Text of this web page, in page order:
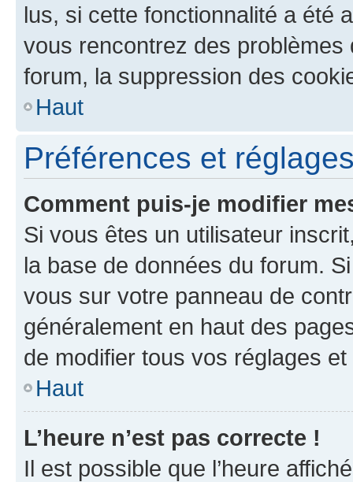
lus, si cette fonctionnalité a été
vous rencontrez des
forum, la suppression des
Haut
Préférences et
Comment puis-je modifier
Si vous êtes un utilisateur
la base de données du forum.
vous sur votre panneau de
généralement en haut des
de modifier tous vos réglages
Haut
L’heure n’est pas correcte !
Il est possible que l’heure